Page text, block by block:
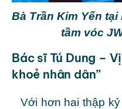
Bà Trần Kim Yến
tầm vóc
Bác sĩ Tú Dung –
khoẻ nhân dân”
Với hơn hai thập